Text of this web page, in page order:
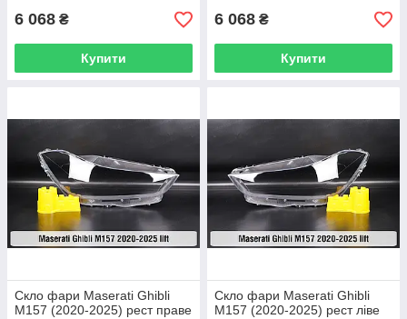
6 068 ₴
Купити
6 068 ₴
Купити
Скло фари Maserati Ghibli
M157 (2020-2025) рест праве
Скло фари Maserati Ghibli
M157 (2020-2025) рест ліве